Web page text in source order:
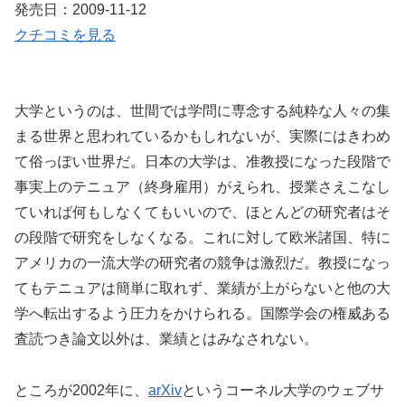
発売日：2009-11-12
クチコミを見る
大学というのは、世間では学問に専念する純粋な人々の集
まる世界と思われているかもしれないが、実際にはきわめ
て俗っぽい世界だ。日本の大学は、准教授になった段階で
事実上のテニュア（終身雇用）がえられ、授業さえこなし
ていれば何もしなくてもいいので、ほとんどの研究者はそ
の段階で研究をしなくなる。これに対して欧米諸国、特に
アメリカの一流大学の研究者の競争は激烈だ。教授になっ
てもテニュアは簡単に取れず、業績が上がらないと他の大
学へ転出するよう圧力をかけられる。国際学会の権威ある
査読つき論文以外は、業績とはみなされない。
ところが2002年に、 arXivというコーネル大学のウェブサ